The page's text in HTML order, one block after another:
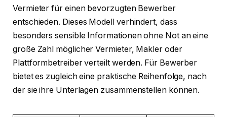
Vermieter für einen bevorzugten Bewerber
entschieden. Dieses Modell verhindert, dass
besonders sensible Informationen ohne Not an eine
große Zahl möglicher Vermieter, Makler oder
Plattformbetreiber verteilt werden. Für Bewerber
bietet es zugleich eine praktische Reihenfolge, nach
der sie ihre Unterlagen zusammenstellen können.